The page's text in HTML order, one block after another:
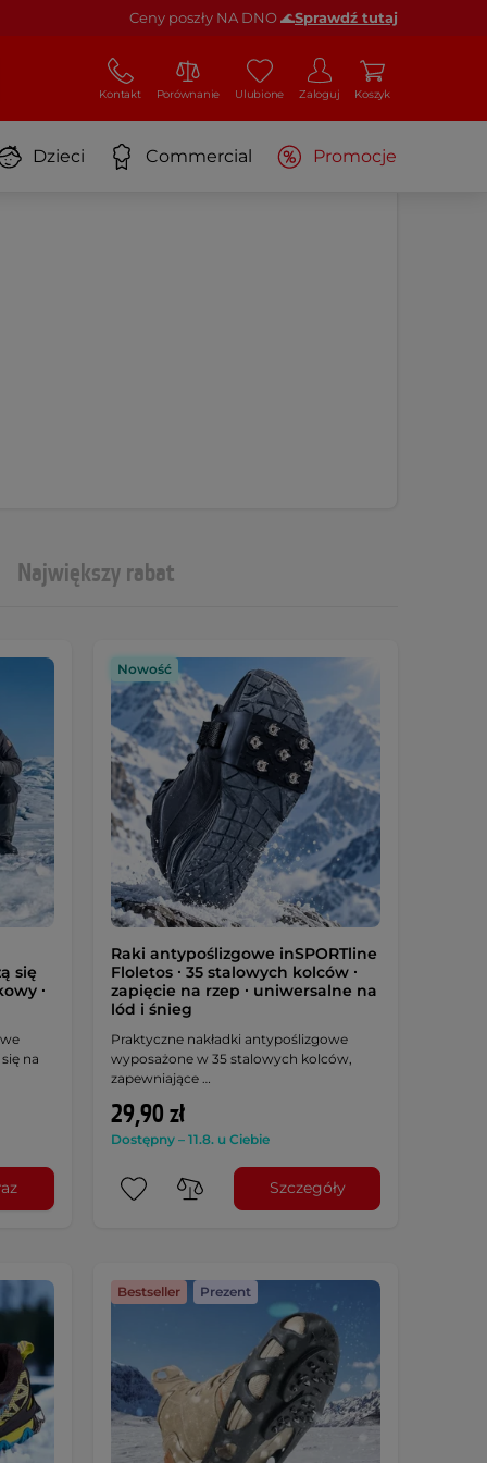
Ceny poszły NA DNO 🌊Sprawdź tutaj
Kontakt Porównanie Ulubione Zaloguj Koszyk
Dzieci Commercial Promocje
Największy rabat
się
∙
na
Nowość
Raki antypoślizgowe inSPORTline
Floletos ∙ 35 stalowych kolców ∙
zapięcie na rzep ∙ uniwersalne na
lód i śnieg
Praktyczne nakładki antypoślizgowe
wyposażone w 35 stalowych kolców,
zapewniające …
29,90 zł
Dostępny – 11.8. u Ciebie
Szczegóły
Bestseller Prezent